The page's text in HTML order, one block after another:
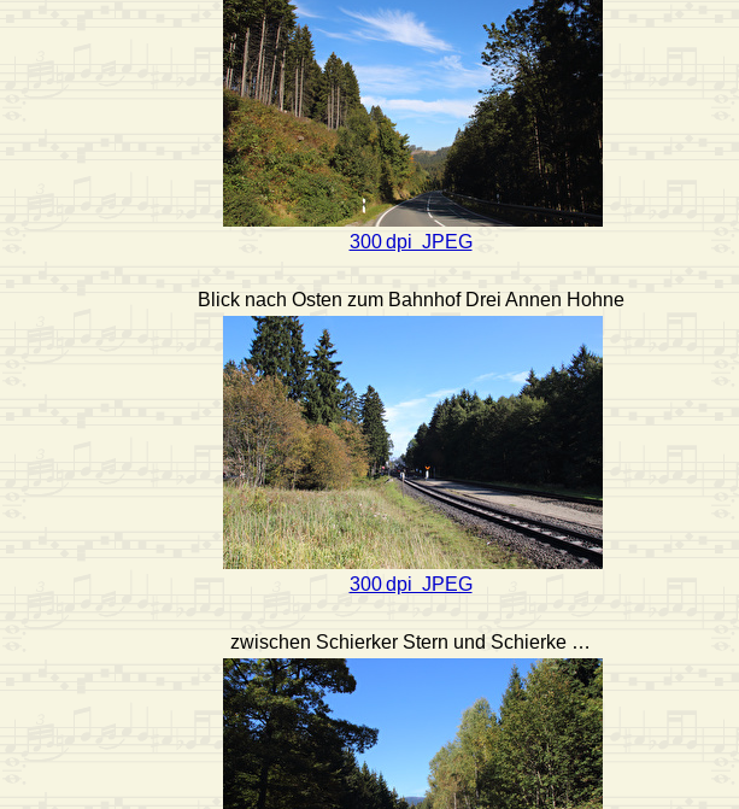
300 dpi JPEG
Blick nach Osten zum Bahnhof Drei Annen Hohne
300 dpi JPEG
zwischen Schierker Stern und Schierke …